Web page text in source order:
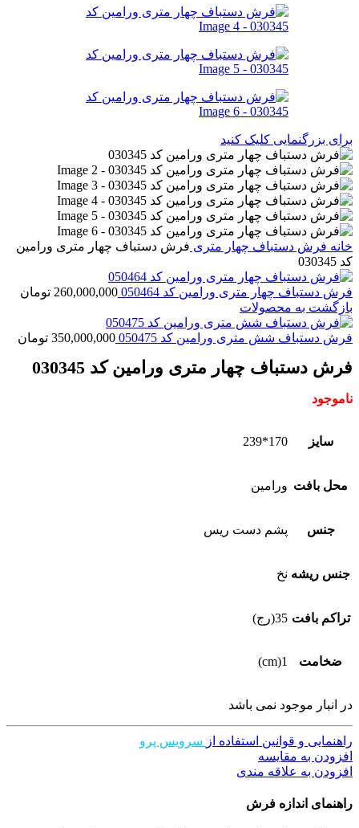
برای بزرگنمایی کلیک کنید
خانه فرش دستباف چهار متری فرش دستباف چهار متری ورامین
کد 030345
فرش دستباف چهار متری ورامین کد 050464 260,000,000 تومان
بازگشت به محصولات
فرش دستباف شش متری ورامین کد 050475 350,000,000 تومان
فرش دستباف چهار متری ورامین کد 030345
ناموجود
سایز 170*239
محل بافت ورامین
جنس پشم دست ریس
جنس ریشه نخ
تراکم بافت 35(رج)
ضخامت 1(cm)
در انبار موجود نمی باشد
راهنمایی و قوانین استفاده از سرویس پرو
افزودن به مقایسه
افزودن به علاقه مندی
راهنمای اندازه فرش